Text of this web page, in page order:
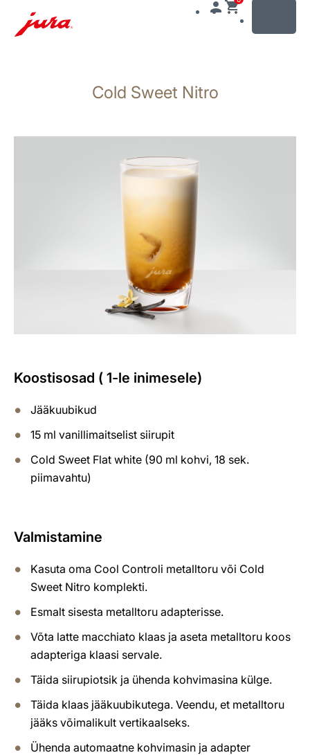
Cold Sweet Nitro
Koostisosad ( 1-le inimesele)
Jääkuubikud
15 ml vanillimaitselist siirupit
Cold Sweet Flat white (90 ml kohvi, 18 sek.
piimavahtu)
Valmistamine
Kasuta oma Cool Controli metalltoru või Cold
Sweet Nitro komplekti.
Esmalt sisesta metalltoru adapterisse.
Võta latte macchiato klaas ja aseta metalltoru koos
adapteriga klaasi servale.
Täida siirupiotsik ja ühenda kohvimasina külge.
Täida klaas jääkuubikutega. Veendu, et metalltoru
jääks võimalikult vertikaalseks.
Ühenda automaatne kohvimasin ja adapter